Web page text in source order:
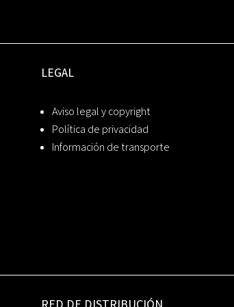
LEGAL
Aviso legal y copyright
Política de privacidad
Información de transporte
RED DE DISTRIBUCIÓN